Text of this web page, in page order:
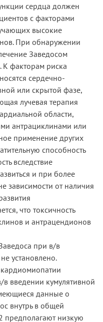
сердца должен
с факторами
высокие
При обнаружении
Заведосом
К факторам риска
сердечно-
или скрытой фазе,
лучевая терапия
области,
антрациклинами или
применение других
способность
вследствие
и при более
зависимости от наличия
что токсичность
и антрацендионов
при в/в
установлено.
введении кумулятивной
данные о
внутрь в общей
предполагают низкую